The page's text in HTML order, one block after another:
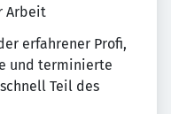
Arbeit
erfahrener Profi,
und terminierte
Teil des